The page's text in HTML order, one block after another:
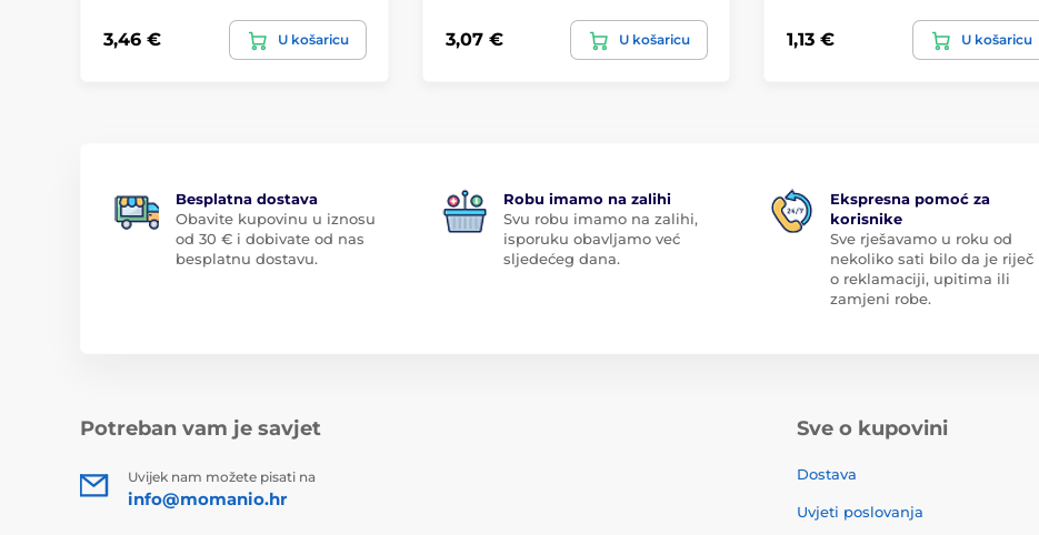
3,46 € U košaricu 3,07 € U košaricu 1,13 € U košaricu
Besplatna dostava
Obavite kupovinu u iznosu
od 30 € i dobivate od nas
besplatnu dostavu.
Robu imamo na zalihi
Svu robu imamo na zalihi,
isporuku obavljamo već
sljedećeg dana.
Ekspresna pomoć za
korisnike
Sve rješavamo u roku od
nekoliko sati bilo da je riječ
o reklamaciji, upitima ili
zamjeni robe.
Potreban vam je savjet
Uvijek nam možete pisati na
info@momanio.hr
Sve o kupovini
Dostava
Uvjeti poslovanja